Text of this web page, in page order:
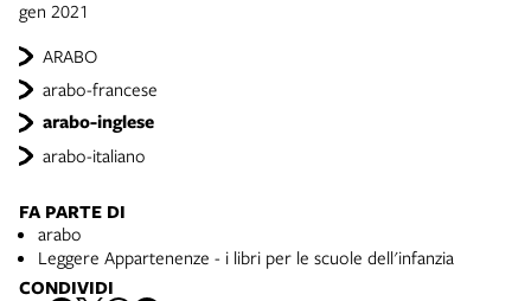
ARABO
arabo-francese
arabo-inglese
arabo-italiano
gen 2021
FA PARTE DI
arabo
Leggere Appartenenze - i libri per le scuole dell'infanzia
CONDIVIDI